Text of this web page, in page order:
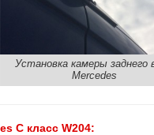
Установка камеры заднего
Mercedes
С класс W204: